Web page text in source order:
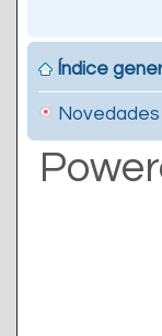
Índice
Novedades